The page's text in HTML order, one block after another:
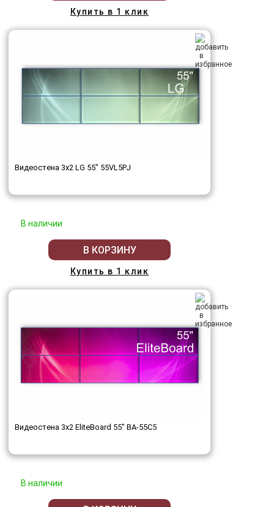
Купить в 1 клик
Видеостена 3x2 LG 55" 55VL5PJ
В наличии
В КОРЗИНУ
Купить в 1 клик
Видеостена 3x2 EliteBoard 55" BA-55C5
В наличии